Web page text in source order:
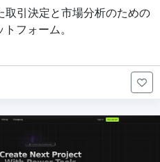
取引決定と市場分析のための
フォーム。